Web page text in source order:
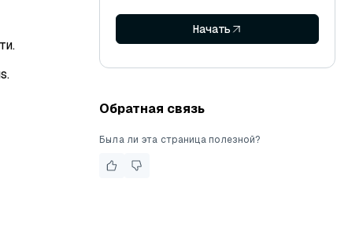
Начать
Обратная связь
Была ли эта страница полезной?